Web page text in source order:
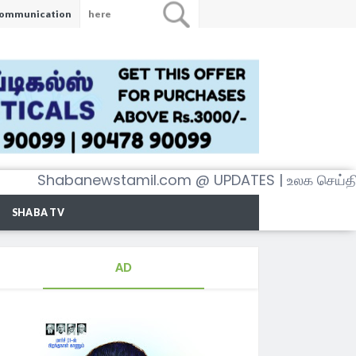
Shabanewstamil.com @ UPDATES | உலக
SHABA TV
AD